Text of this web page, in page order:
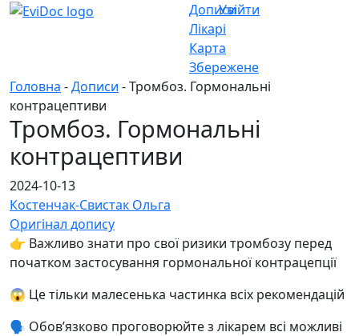
Дописи
Лікарі
Карта
Збережене
Увійти
Головна -Дописи - Тромбоз. Гормональні
контрацептиви
Тромбоз. Гормональні
контрацептиви
2024-10-13
Костенчак-Свистак Ольга
Оригінал допису
👉 Важливо знати про свої ризики тромбозу перед
початком застосування гормональної контрацепції
😱 Це тільки малесенька частинка всіх рекомендацій
🗣️ Обовʼязково проговорюйте з лікарем всі можливі